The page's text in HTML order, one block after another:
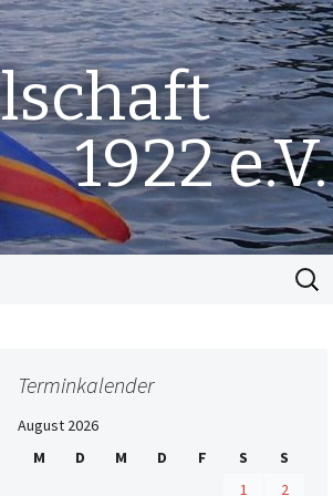
1922 e.V.
Suchen
nach:
Terminkalender
August 2026
M
D M D F S
S
1
2